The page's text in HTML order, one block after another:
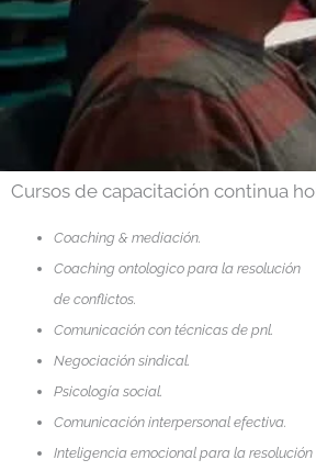
Cursos de capacitación continua
Coaching & mediación.
Coaching ontologico para la resolución
de conflictos.
Comunicación con técnicas de pnl.
Negociación sindical.
Psicología social.
Comunicación interpersonal efectiva.
Inteligencia emocional para la resolución